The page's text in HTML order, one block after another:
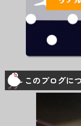
このブログに